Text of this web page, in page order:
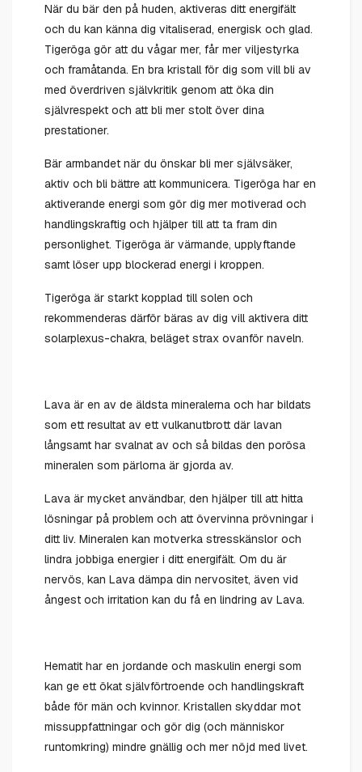
När du bär den på huden, aktiveras ditt energifält
och du kan känna dig vitaliserad, energisk och glad.
Tigeröga gör att du vågar mer, får mer viljestyrka
och framåtanda. En bra kristall för dig som vill bli av
med överdriven självkritik genom att öka din
självrespekt och att bli mer stolt över dina
prestationer.
Bär armbandet när du önskar bli mer självsäker,
aktiv och bli bättre att kommunicera. Tigeröga har en
aktiverande energi som gör dig mer motiverad och
handlingskraftig och hjälper till att ta fram din
personlighet. Tigeröga är värmande, upplyftande
samt löser upp blockerad energi i kroppen.
Tigeröga är starkt kopplad till solen och
rekommenderas därför bäras av dig vill aktivera ditt
solarplexus-chakra, beläget strax ovanför naveln.
Lava är en av de äldsta mineralerna och har bildats
som ett resultat av ett vulkanutbrott där lavan
långsamt har svalnat av och så bildas den porösa
mineralen som pärlorna är gjorda av.
Lava är mycket användbar, den hjälper till att hitta
lösningar på problem och att övervinna prövningar i
ditt liv. Mineralen kan motverka stresskänslor och
lindra jobbiga energier i ditt energifält. Om du är
nervös, kan Lava dämpa din nervositet, även vid
ångest och irritation kan du få en lindring av Lava.
Hematit har en jordande och maskulin energi som
kan ge ett ökat självförtroende och handlingskraft
både för män och kvinnor. Kristallen skyddar mot
missuppfattningar och gör dig (och människor
runtomkring) mindre gnällig och mer nöjd med livet.